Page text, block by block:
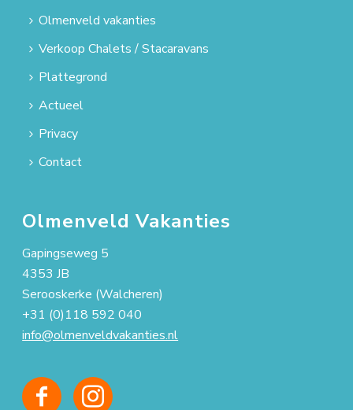
Olmenveld vakanties
Verkoop Chalets / Stacaravans
Plattegrond
Actueel
Privacy
Contact
Olmenveld Vakanties
Gapingseweg 5
4353 JB
Serooskerke (Walcheren)
+31 (0)118 592 040
info@olmenveldvakanties.nl